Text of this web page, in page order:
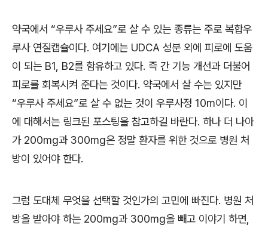
약국에서 “우루사 주세요”로 살 수 있는 종류는 주로 복합우
루사 연질캡슐이다. 여기에는 UDCA 성분 외에 피로에 도움
이 되는 B1, B2를 함유하고 있다. 즉 간 기능 개선과 더불어
피로를 회복시켜 준다는 것이다. 약국에서 살 수는 있지만
“우루사 주세요”로 살 수 없는 것이 우루사정 10m이다. 이
에 대해서는 링크된 포스팅을 참고하길 바란다. 하나 더 나아
가 200mg과 300mg은 정말 환자를 위한 것으로 병원 처
방이 있어야 한다.
그럼 도대체 무엇을 선택할 것인가의 고민에 빠진다. 병원 처
방을 받아야 하는 200mg과 300mg을 빼고 이야기 하면,